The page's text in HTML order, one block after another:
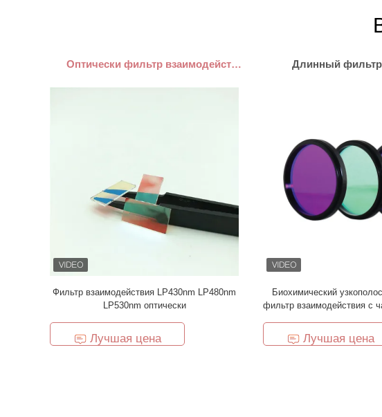
Оптически фильтр взаимодействия Длинный фильтр
Фильтр взаимодействия LP430nm LP480nm
LP530nm оптически
Лучшая цена
Биохимический
фильтр взаимодействия с
Лучшая цена